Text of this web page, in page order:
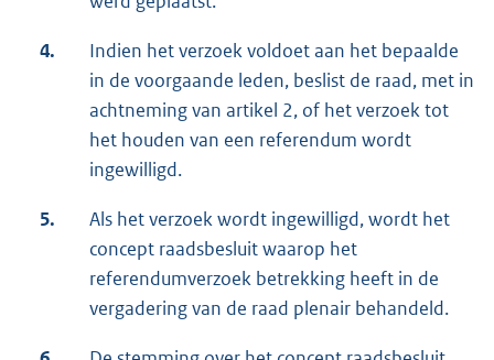
4.
Indien het verzoek voldoet aan het bepaalde
in de voorgaande leden, beslist de raad, met in
achtneming van artikel 2, of het verzoek tot
het houden van een referendum wordt
ingewilligd.
5.
Als het verzoek wordt ingewilligd, wordt het
concept raadsbesluit waarop het
referendumverzoek betrekking heeft in de
vergadering van de raad plenair behandeld.